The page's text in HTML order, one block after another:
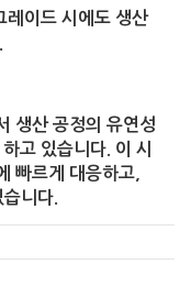
레이드 시에도 생산
생산 공정의 유연성
고 있습니다. 이 시
빠르게 대응하고,
니다.